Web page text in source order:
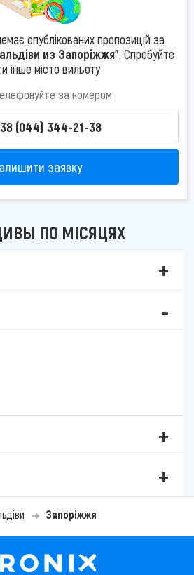
опублікованих пропозицій за
из Запоріжжя". Спробуйте
інше місто вильоту
за номером
(044) 344-21-38
заявку
ПО МІСЯЦЯХ
Запоріжжя